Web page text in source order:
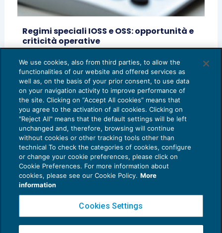
Regimi speciali IOSS e OSS: opportunità e
criticità operative
di Silvia Serraiotto – Unione Giovani Dottori
Commercialisti ed Esperti Contabili di Vicenza
Privacy Policy
Cookie Policy
Copyright 2016 ©Gruppo Euroconference S.p.A.v2.32.3
We use cookies, also from third parties, to allow the
functionalities of our website and offered services as
well as, on the basis of your prior consent, to use data
on your navigation activity to improve performance of
the site. Clicking on “Accept All cookies” means that
you agree to the activation of all cookies. Clicking on
"Reject All" means that the default settings will be left
unchanged and, therefore, browsing will continue
without cookies or other tracking tools other than
technical To check the categories of cookies, configure
or change your cookie preferences, please click on
Cookie Preferences. For more information about
cookies, please see our Cookie Policy. More
information
Cookies Settings